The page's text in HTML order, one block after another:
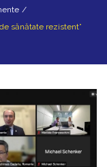
/
sănătate rezistent”